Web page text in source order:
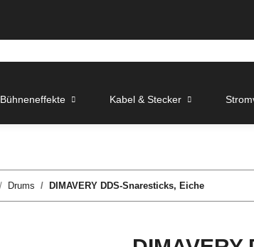
Bühneneffekte Kabel & Stecker
Drums DIMAVERY DDS-Snaresticks, Eiche